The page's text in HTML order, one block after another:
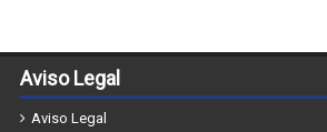
Aviso Legal
Aviso Legal